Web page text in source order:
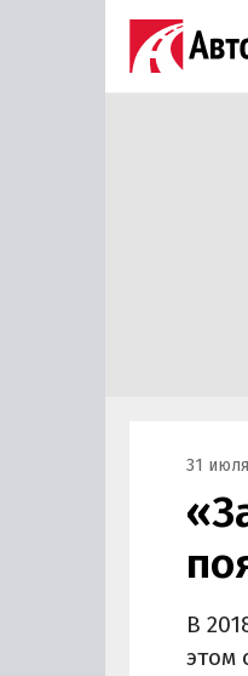
31 июля
В
этом